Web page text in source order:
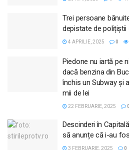
Trei persoane
depistate de polițiștii
4 APRILIE, 2025 0
Piedone nu iartă pe
dacă benzina din
închis un Subway și
mii de lei
22 FEBRUARIE, 2025 0
Descinderi în
să anunțe că i-au
3 FEBRUARIE, 2025 0